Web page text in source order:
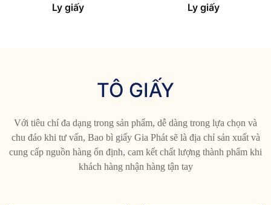
Ly giấy Ly giấy
TÔ GIẤY
Với tiêu chí đa dạng trong sản phẩm, dễ dàng trong lựa chọn và
chu đáo khi tư vấn, Bao bì giấy Gia Phát sẽ là địa chỉ sản xuất và
cung cấp nguồn hàng ổn định, cam kết chất lượng thành phẩm khi
khách hàng nhận hàng tận tay